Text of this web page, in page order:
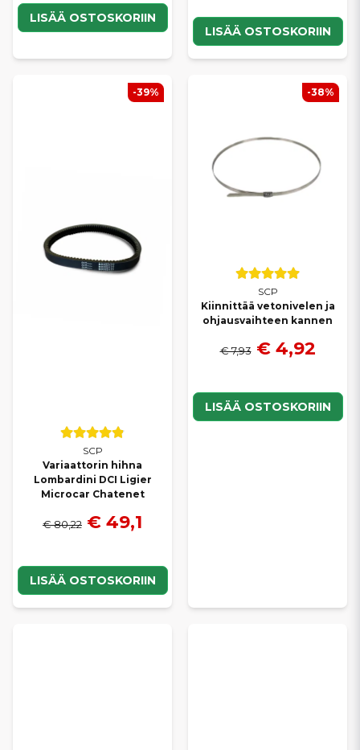
LISÄÄ OSTOSKORIIN
LISÄÄ OSTOSKORIIN
SCP
Variaattorin hihna
Lombardini DCI Ligier
Microcar Chatenet
€ 80,22 € 49,1
LISÄÄ OSTOSKORIIN
-39%
SCP
Kiinnittää vetonivelen ja
ohjausvaihteen kannen
€ 7,93 € 4,92
LISÄÄ OSTOSKORIIN
-38%